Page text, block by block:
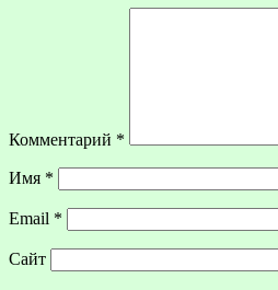
Комментарий *
Имя *
Email *
Сайт